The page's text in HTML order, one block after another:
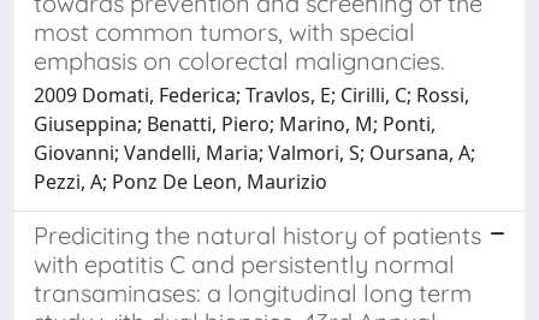
most common tumors, with special
emphasis on colorectal malignancies.
2009 Domati, Federica; Travlos, E; Cirilli, C; Rossi,
Giuseppina; Benatti, Piero; Marino, M; Ponti,
Giovanni; Vandelli, Maria; Valmori, S; Oursana, A;
Pezzi, A; Ponz De Leon, Maurizio
Prediciting the natural history of patients
with epatitis C and persistently normal
transaminases: a longitudinal long term